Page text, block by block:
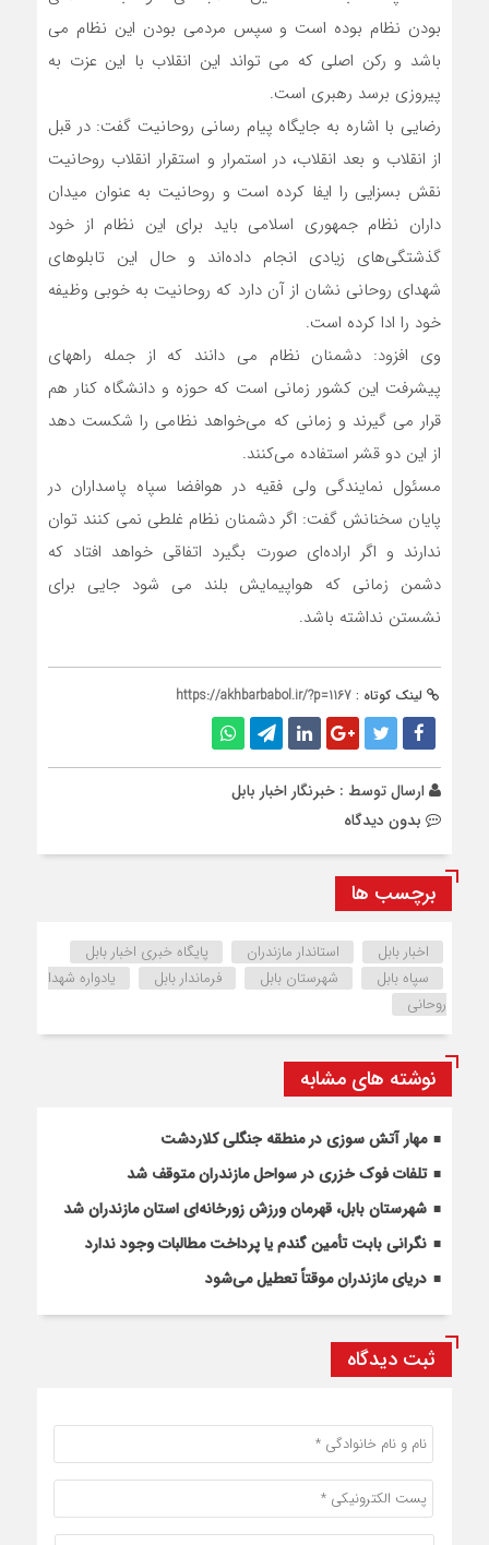
بودن نظام بوده است و سپس مردمی بودن این نظام می
باشد و رکن اصلی که می تواند این انقلاب با این عزت به
پیروزی برسد رهبری است.
رضایی با اشاره به جایگاه پیام رسانی روحانیت گفت: در قبل
از انقلاب و بعد انقلاب، در استمرار و استقرار انقلاب روحانیت
نقش بسزایی را ایفا کرده است و روحانیت به عنوان میدان
داران نظام جمهوری اسلامی باید برای این نظام از خود
گذشتگی‌های زیادی انجام داده‌اند و حال این تابلوهای
شهدای روحانی نشان از آن دارد که روحانیت به خوبی وظیفه
خود را ادا کرده است.
وی افزود: دشمنان نظام می دانند که از جمله راههای
پیشرفت این کشور زمانی است که حوزه و دانشگاه کنار هم
قرار می گیرند و زمانی که می‌خواهد نظامی را شکست دهد
از این دو قشر استفاده می‌کنند.
مسئول نمایندگی ولی فقیه در هوافضا سپاه پاسداران در
پایان سخنانش گفت: اگر دشمنان نظام غلطی نمی کنند توان
ندارند و اگر اراده‌ای صورت بگیرد اتفاقی خواهد افتاد که
دشمن زمانی که هواپیمایش بلند می شود جایی برای
نشستن نداشته باشد.
لینک کوتاه : https://akhbarbabol.ir/?p=1167
ارسال توسط : خبرنگار اخبار بابل
بدون دیدگاه
برچسب ها
اخبار بابل استاندار مازندران
پایگاه خبری اخبار بابل
سپاه بابل
شهرستان بابل فرماندار بابل
یادواره شهدا
روحانی
نوشته های مشابه
مهار آتش سوزی در منطقه جنگلی کلاردشت
تلفات فوک خزری در سواحل مازندران متوقف شد
شهرستان بابل، قهرمان ورزش زورخانه‌ای استان مازندران شد
نگرانی بابت تأمین گندم یا پرداخت مطالبات وجود ندارد
دریای مازندران موقتاً تعطیل می‌شود
ثبت دیدگاه